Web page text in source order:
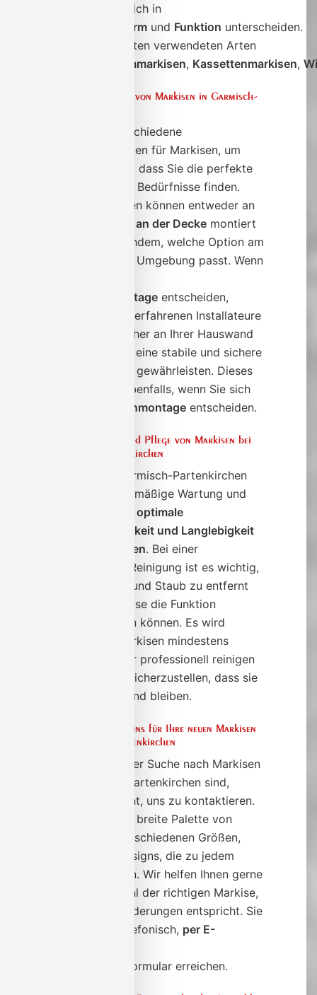
Markisen, die sich in
Form und Funktion unterscheiden.
Die am häufigsten verwendeten Arten
Gelenkarmmarkisen, Kassettenmarkisen,
Montageoptionen von Markisen in Garmisch-
Wir bieten verschiedene
Montageoptionen für Markisen, um
sicherzustellen, dass Sie die perfekte
Lösung für Ihre Bedürfnisse finden.
Unsere Markisen können entweder an
Wand oder an der Decke montiert
werden, je nachdem, welche Option am
besten zu Ihrer Umgebung passt. Wenn
Wandmontage entscheiden,
können unsere erfahrenen Installateure
die Markise sicher an Ihrer Hauswand
befestigen, um eine stabile und sichere
Befestigung zu gewährleisten. Dieses
gilt natürlich ebenfalls, wenn Sie sich
Deckenmontage entscheiden.
Instandhaltung und Pflege von Markisen bei
Garmisch-Partenkirchen
Markisen in Garmisch-Partenkirchen
erfordern regelmäßige Wartung und
optimale
Funktionsfähigkeit und Langlebigkeit
zu gewährleisten. Bei einer
regelmäßigen Reinigung ist es wichtig,
dass Schmutz und Staub zu entfernt
werden, die diese die Funktion
beeinträchtigen können. Es wird
empfohlen, Markisen mindestens
einmal pro Jahr professionell reinigen
zu lassen, um sicherzustellen, dass sie
in gutem Zustand bleiben.
Kontaktieren Sie uns für Ihre neuen Markisen
in Garmisch-Partenkirchen
Wenn Sie auf der Suche nach Markisen
für Garmisch-Partenkirchen sind,
zögern Sie nicht, uns zu kontaktieren.
Wir bieten eine breite Palette von
Markisen in verschiedenen Größen,
Farben und Designs, die zu jedem
Hausstil passen. Wir helfen Ihnen gerne
bei der Auswahl der richtigen Markise,
die Ihren Anforderungen entspricht. Sie
können uns telefonisch, per E-
unser Kontaktformular erreichen.